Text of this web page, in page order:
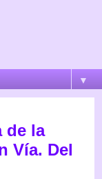
▼
de la
Vía. Del